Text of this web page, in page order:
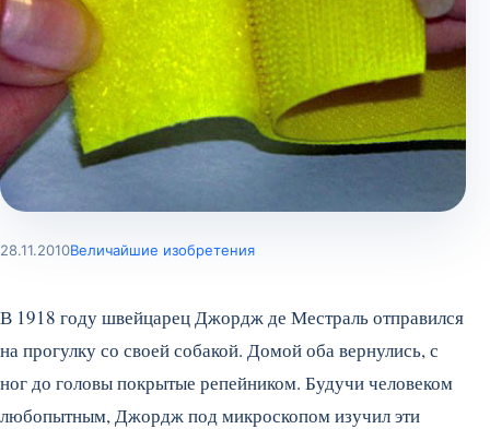
28.11.2010Величайшие изобретения
В 1918 году швейцарец Джордж де Местраль отправился
на прогулку со своей собакой. Домой оба вернулись, с
ног до головы покрытые репейником. Будучи человеком
любопытным, Джордж под микроскопом изучил эти